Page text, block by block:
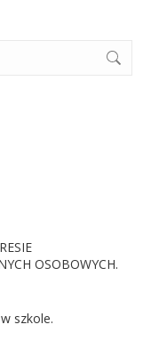
OSOBOWYCH.
szkole.